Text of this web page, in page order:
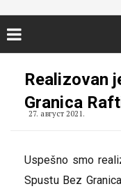
Realizovan
Granica
27. август 2021.
Uspešno smo
Spustu Bez